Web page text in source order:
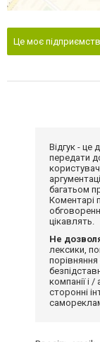
Це моє
Відгук - це
передати
багатьом
Коментарі
цікавлять.
Не
лексики,
компанії і
сторонні